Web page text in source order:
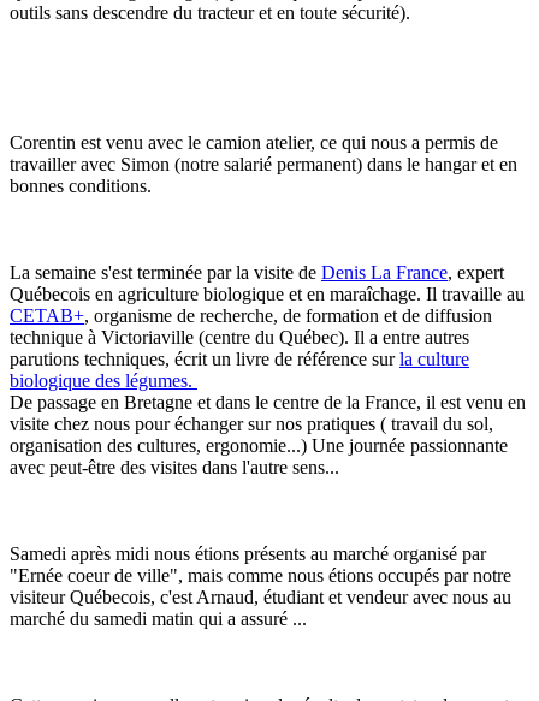
outils sans descendre du tracteur et en toute sécurité).
Corentin est venu avec le camion atelier, ce qui nous a permis de
travailler avec Simon (notre salarié permanent) dans le hangar et en
bonnes conditions.
La semaine s'est terminée par la visite de Denis La France, expert
Québecois en agriculture biologique et en maraîchage. Il travaille au
CETAB+, organisme de recherche, de formation et de diffusion
technique à Victoriaville (centre du Québec). Il a entre autres
parutions techniques, écrit un livre de référence surla culture
biologique des légumes.
De passage en Bretagne et dans le centre de la France, il est venu en
visite chez nous pour échanger sur nos pratiques ( travail du sol,
organisation des cultures, ergonomie...) Une journée passionnante
avec peut-être des visites dans l'autre sens...
Samedi après midi nous étions présents au marché organisé par
"Ernée coeur de ville", mais comme nous étions occupés par notre
visiteur Québecois, c'est Arnaud, étudiant et vendeur avec nous au
marché du samedi matin qui a assuré ...